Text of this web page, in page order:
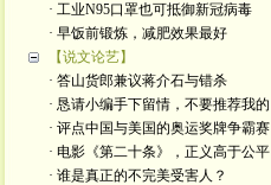
· 工业N95口罩也可抵御新冠病毒
· 早饭前锻炼，减肥效果最好
【说文论艺】
· 答山货郎兼议蒋介石与错杀
· 恳请小编手下留情，不要推荐我的
· 评点中国与美国的奥运奖牌争霸赛
· 电影《第二十条》，正义高于公平
· 谁是真正的不完美受害人？